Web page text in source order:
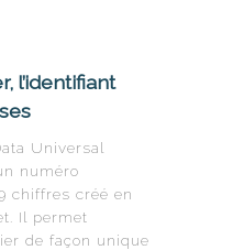
l’identifiant
Universal
numéro
chiffres créé en
Il permet
de façon unique